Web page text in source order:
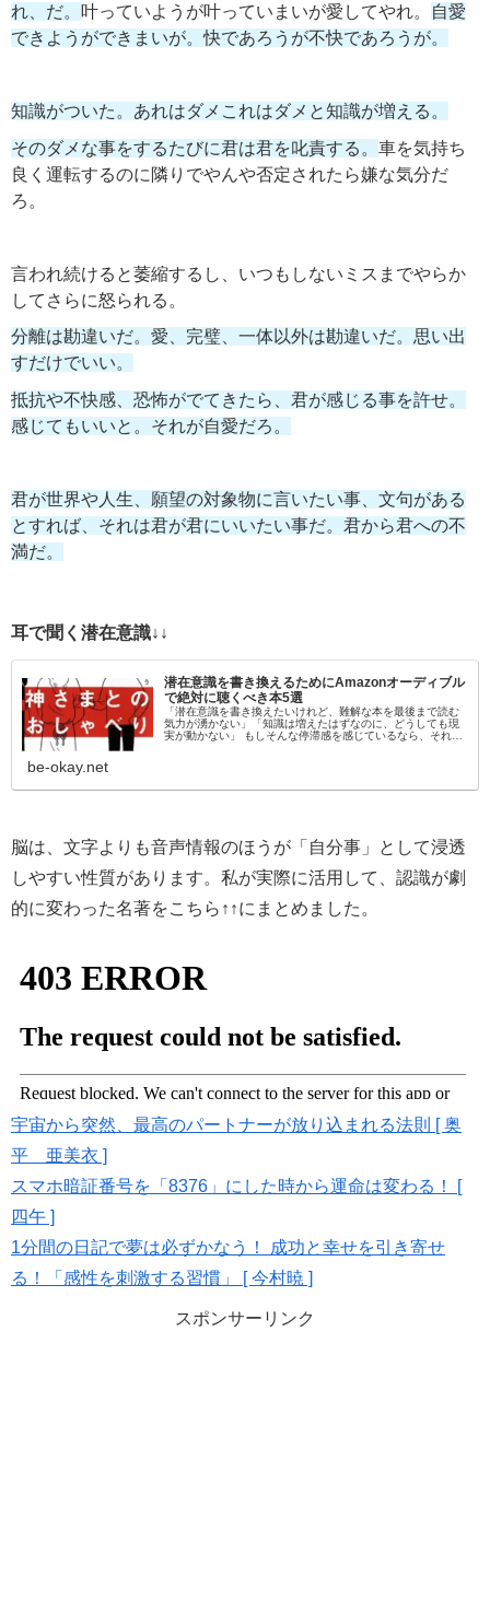
れ、だ。 叶っていようが叶っていまいが愛してやれ。
自愛
できようができまいが。快であろうが不快であろうが。
知識がついた。あれはダメこれはダメと知識が増える。
そのダメな事をするたびに君は君を叱責する。 車を気持ち
良く運転するのに隣りでやんや否定されたら嫌な気分だ
ろ。
言われ続けると萎縮するし、いつもしないミスまでやらか
してさらに怒られる。
分離は勘違いだ。愛、完璧、一体以外は勘違いだ。思い出
すだけでいい。
抵抗や不快感、恐怖がでてきたら、君が感じる事を許せ。
感じてもいいと。それが自愛だろ。
君が世界や人生、願望の対象物に言いたい事、文句がある
とすれば、それは君が君にいいたい事だ。君から君への不
満だ。
耳で聞く潜在意識↓↓
潜在意識を書き換えるためにAmazonオーディブル
で絶対に聴くべき本5選
「潜在意識を書き換えたいけれど、難解な本を最後まで読む
気力が湧かない」「知識は増えたはずなのに、どうしても現
実が動かない」 もしそんな停滞感を感じているなら、それは
be-okay.net
脳は、文字よりも音声情報のほうが「自分事」として浸透
しやすい性質があります。私が実際に活用して、認識が劇
的に変わった名著をこちら↑↑にまとめました。
宇宙から突然、最高のパートナーが放り込まれる法則 [ 奥
平 亜美衣 ]
スマホ暗証番号を「8376」にした時から運命は変わる！ [
四午 ]
1分間の日記で夢は必ずかなう！ 成功と幸せを引き寄せ
る！「感性を刺激する習慣」 [ 今村暁 ]
スポンサーリンク